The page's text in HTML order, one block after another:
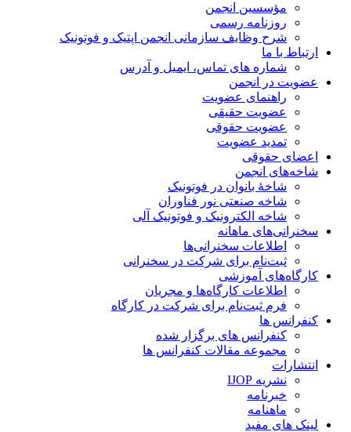
مؤسسین انجمن
روزنامه رسمی
شرح وظایف سازمانی انجمن اپتیک و فوتونیک
ارتباط با ما
شماره های تماس، ایمیل و آدرس
عضویت در انجمن
راهنمای عضویت
عضویت حقیقی
عضویت حقوقی
تمدید عضویت
اعضای حقوقی
شاخه‌های انجمن
شاخۀ بانوان در فوتونیک
شاخه صنعتی نور فناوران
شاخه‌ الکترونیک و فوتونیک آلی
سخنرانی‌های ماهانه
اطلاعات سخنرانی‌‌ها
ثبت‌نام برای شرکت در سخنرانی
کارگاه‌های آموزشی
اطلاعات کارگاه‌ها و مجریان
فرم ثبت‌نام برای شرکت در کارگاه
کنفرانس ها
کنفرانس های برگزار شده
مجموعه مقالات کنفرانس ها
انتشارات
نشریه IJOP
خبرنامه
ماهنامه
لینک های مفید